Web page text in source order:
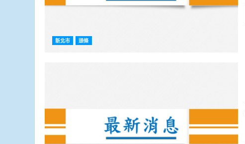
新北市 頭條